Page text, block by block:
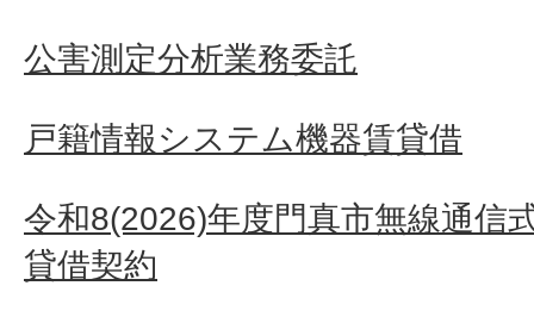
公害測定分析業務委託
戸籍情報システム機器賃貸借
令和8(2026)年度門真市無線通信
貸借契約